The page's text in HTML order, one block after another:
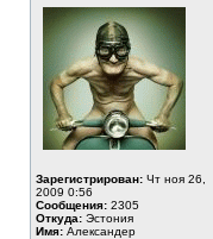
Зарегистрирован: Чт ноя 26,
2009 0:56
Сообщения: 2305
Откуда: Эстония
Имя: Александер